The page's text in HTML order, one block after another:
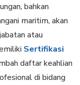
bahkan
maritim, akan
atau
Sertifikasi
daftar keahlian
di bidang